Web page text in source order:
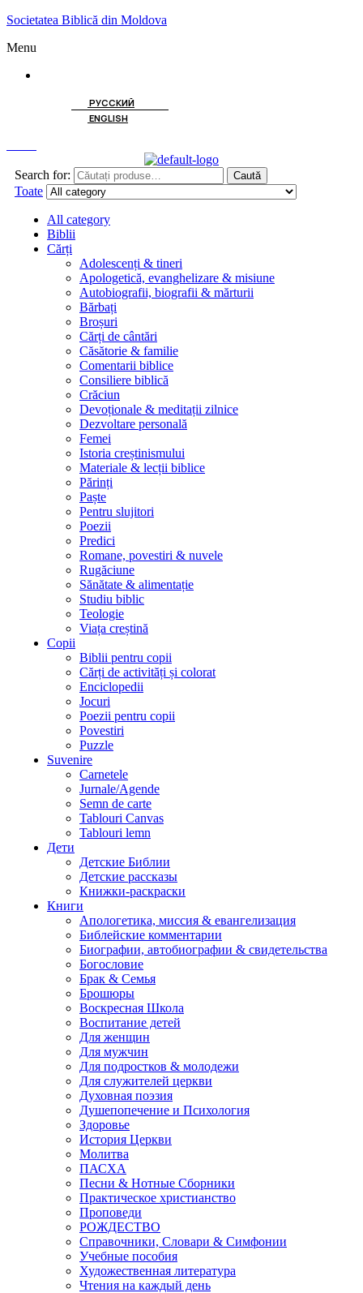
Societatea Biblică din Moldova
Menu
РУССКИЙ
ENGLISH
Search for: Caută
Toate
All category
Biblii
Cărți
Adolescenți & tineri
Apologetică, evanghelizare & misiune
Autobiografii, biografii & mărturii
Bărbați
Broșuri
Cărți de cântări
Căsătorie & familie
Comentarii biblice
Consiliere biblică
Crăciun
Devoționale & meditații zilnice
Dezvoltare personală
Femei
Istoria creștinismului
Materiale & lecții biblice
Părinți
Paște
Pentru slujitori
Poezii
Predici
Romane, povestiri & nuvele
Rugăciune
Sănătate & alimentație
Studiu biblic
Teologie
Viața creștină
Copii
Biblii pentru copii
Cărți de activități și colorat
Enciclopedii
Jocuri
Poezii pentru copii
Povestiri
Puzzle
Suvenire
Carnetele
Jurnale/Agende
Semn de carte
Tablouri Canvas
Tablouri lemn
Дети
Детские Библии
Детские рассказы
Книжки-раскраски
Книги
Апологетика, миссия & евангелизация
Библейские комментарии
Биографии, автобиографии & свидетельства
Богословие
Брак & Семья
Брошюры
Воскресная Школа
Воспитание детей
Для женщин
Для мужчин
Для подростков & молодежи
Для служителей церкви
Духовная поэзия
Душепопечение и Психология
Здоровье
История Церкви
Молитва
ПАСХА
Песни & Нотные Сборники
Практическое христианство
Проповеди
РОЖДЕСТВО
Справочники, Словари & Симфонии
Учебные пособия
Художественная литература
Чтения на каждый день